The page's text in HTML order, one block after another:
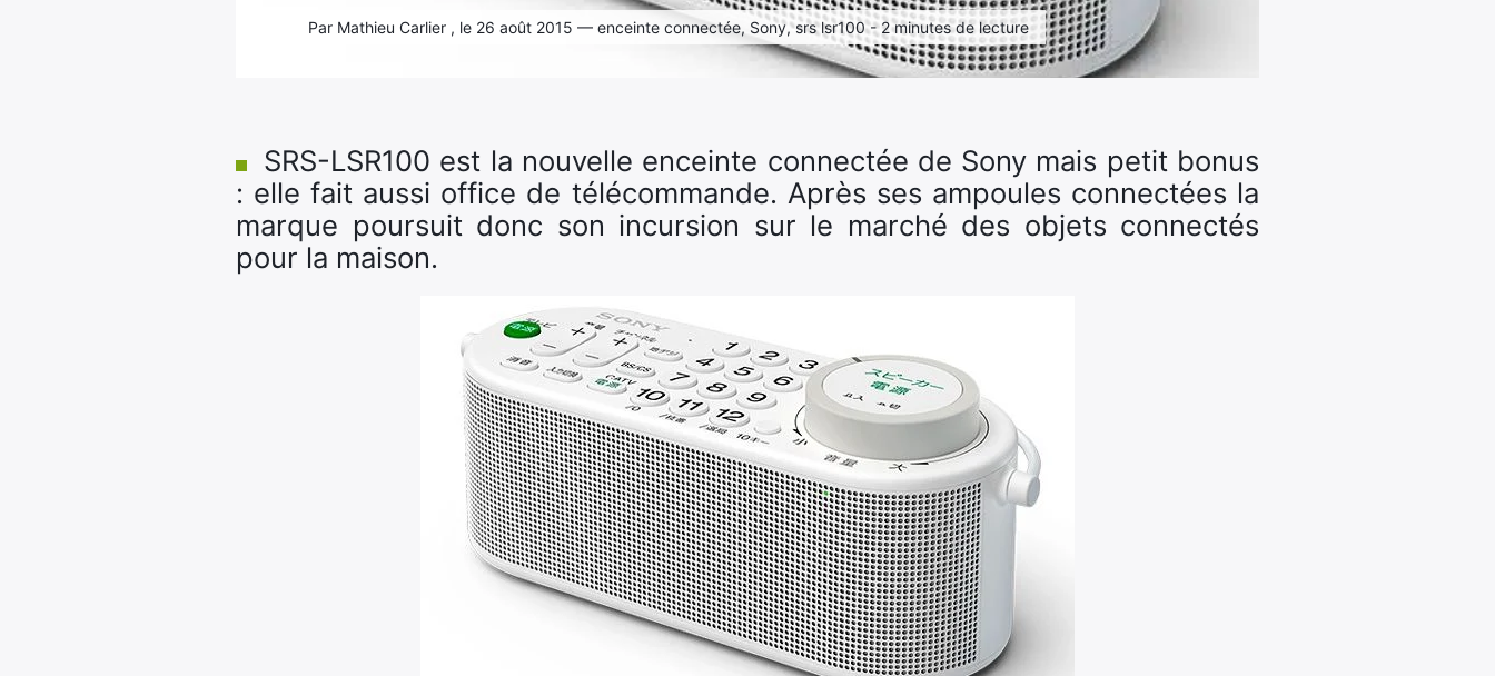
Par Mathieu Carlier , le 26 août 2015 — enceinte connectée, Sony, srs lsr100 - 2 minutes de lecture
SRS-LSR100 est la nouvelle enceinte connectée de Sony mais petit bonus
: elle fait aussi office de télécommande. Après ses ampoules connectées la
marque poursuit donc son incursion sur le marché des objets connectés
pour la maison.